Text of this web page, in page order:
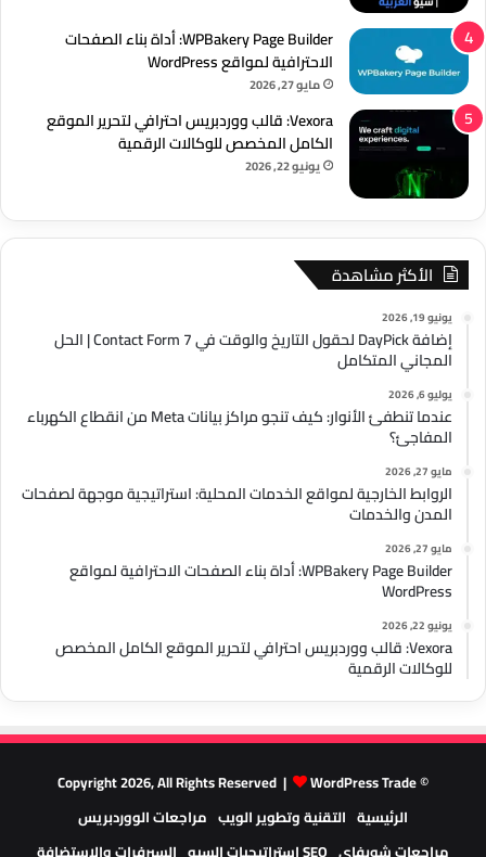
WPBakery Page Builder: أداة بناء الصفحات
الاحترافية لمواقع WordPress
مايو 27, 2026
Vexora: قالب ووردبريس احترافي لتحرير الموقع
الكامل المخصص للوكالات الرقمية
يونيو 22, 2026
الأكثر مشاهدة
يونيو 19, 2026
إضافة DayPick لحقول التاريخ والوقت في Contact Form 7 | الحل
المجاني المتكامل
يوليو 6, 2026
عندما تنطفئ الأنوار: كيف تنجو مراكز بيانات Meta من انقطاع الكهرباء
المفاجئ؟
مايو 27, 2026
الروابط الخارجية لمواقع الخدمات المحلية: استراتيجية موجهة لصفحات
المدن والخدمات
مايو 27, 2026
WPBakery Page Builder: أداة بناء الصفحات الاحترافية لمواقع
WordPress
يونيو 22, 2026
Vexora: قالب ووردبريس احترافي لتحرير الموقع الكامل المخصص
للوكالات الرقمية
© Copyright 2026, All Rights Reserved |
WordPress Trade
الرئيسية التقنية وتطوير الويب مراجعات الووردبريس